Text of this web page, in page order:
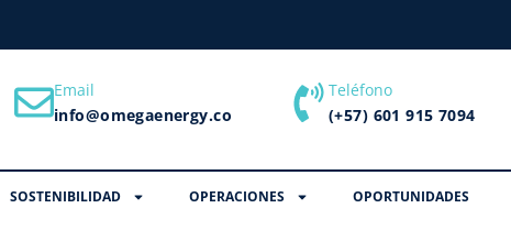
Email
info@omegaenergy.co
Teléfono
(+57) 601 915 7094
SOSTENIBILIDAD OPERACIONES OPORTUNIDADES